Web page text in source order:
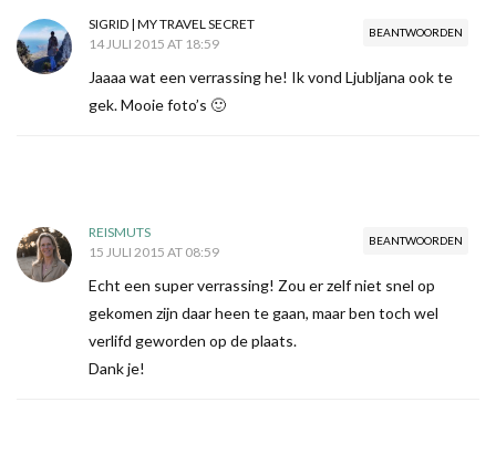
BEANTWOORDEN
SIGRID | MY TRAVEL SECRET
14 JULI 2015 AT 18:59
Jaaaa wat een verrassing he! Ik vond Ljubljana ook te
gek. Mooie foto’s 🙂
BEANTWOORDEN
REISMUTS
15 JULI 2015 AT 08:59
Echt een super verrassing! Zou er zelf niet snel op
gekomen zijn daar heen te gaan, maar ben toch wel
verlifd geworden op de plaats.
Dank je!